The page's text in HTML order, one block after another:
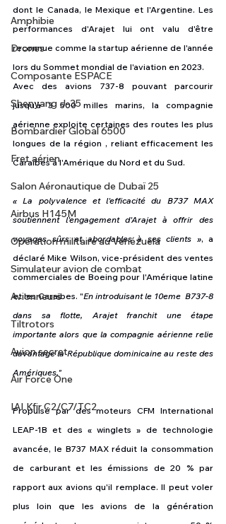
Amphibie
Drones
Composante ESPACE
Shenyang J-35
Bombardier Global 6500
Fret aérien
Salon Aéronautique de Dubaï 25
Airbus H145M
Opération militaire au Vénézuela
Simulateur avion de combat
Avionneurs
Tiltrotors
Avion secret
Air Force One
IAI Kfir C2/C7/TC2
dont le Canada, le Mexique et l'Argentine. Les
performances d'Arajet lui ont valu d'être
reconnue comme la startup aérienne de l'année
lors du Sommet mondial de l'aviation en 2023.
Avec des avions 737-8 pouvant parcourir
jusqu'à 3 500 milles marins, la compagnie
aérienne exploite certaines des routes les plus
longues de la région , reliant efficacement les
Caraïbes à l'Amérique du Nord et du Sud.
« La polyvalence et l'efficacité du B737 MAX
soutiennent l'engagement d'Arajet à offrir des
voyages sûrs et abordables à ses clients », a
déclaré Mike Wilson, vice-président des ventes
commerciales de Boeing pour l'Amérique latine
et les Caraïbes. "En introduisant le 10eme  B737-8
dans sa flotte, Arajet franchit une étape
importante alors que la compagnie aérienne relie
davantage la République dominicaine au reste des
Amériques."
Propulsé par des moteurs CFM International
LEAP-1B et des « winglets » de technologie
avancée, le B737 MAX réduit la consommation
de carburant et les émissions de 20 % par
rapport aux avions qu'il remplace. Il peut voler
plus loin que les avions de la génération